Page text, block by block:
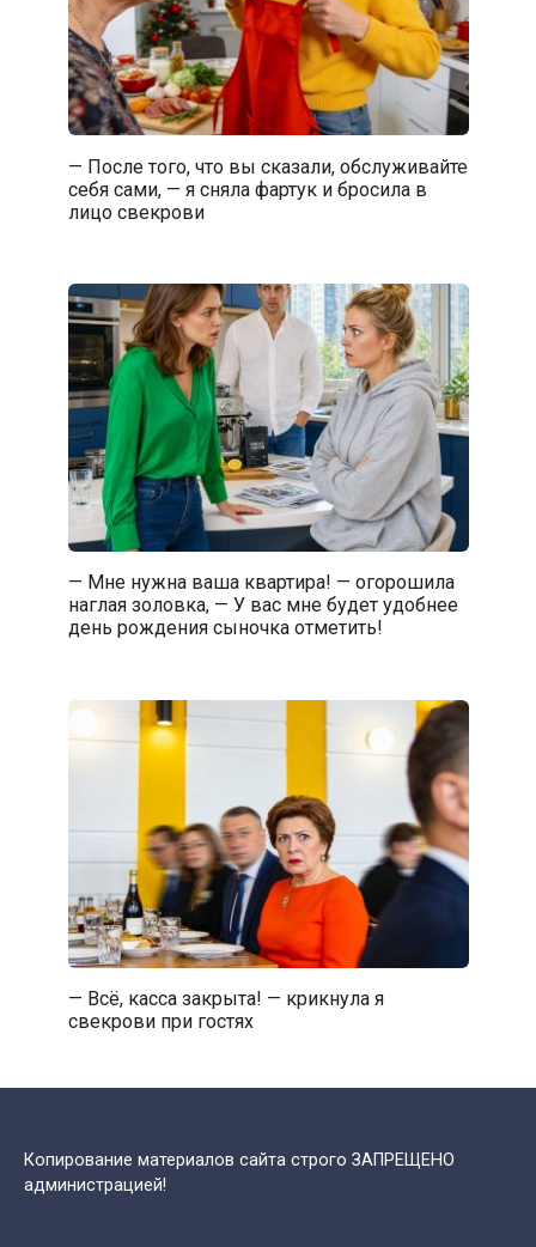
— После того, что вы сказали, обслуживайте
себя сами, — я сняла фартук и бросила в
лицо свекрови
— Мне нужна ваша квартира! — огорошила
наглая золовка, — У вас мне будет удобнее
день рождения сыночка отметить!
— Всё, касса закрыта! — крикнула я
свекрови при гостях
Копирование материалов сайта строго ЗАПРЕЩЕНО
администрацией!